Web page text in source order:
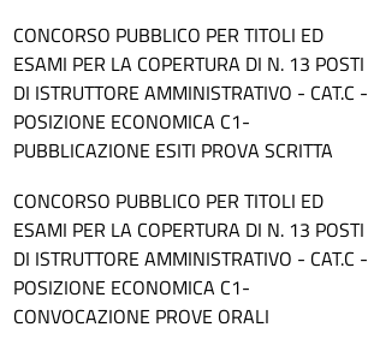
CONCORSO PUBBLICO PER TITOLI ED
ESAMI PER LA COPERTURA DI N. 13 POSTI
DI ISTRUTTORE AMMINISTRATIVO - CAT.C -
POSIZIONE ECONOMICA C1-
PUBBLICAZIONE ESITI PROVA SCRITTA
CONCORSO PUBBLICO PER TITOLI ED
ESAMI PER LA COPERTURA DI N. 13 POSTI
DI ISTRUTTORE AMMINISTRATIVO - CAT.C -
POSIZIONE ECONOMICA C1-
CONVOCAZIONE PROVE ORALI